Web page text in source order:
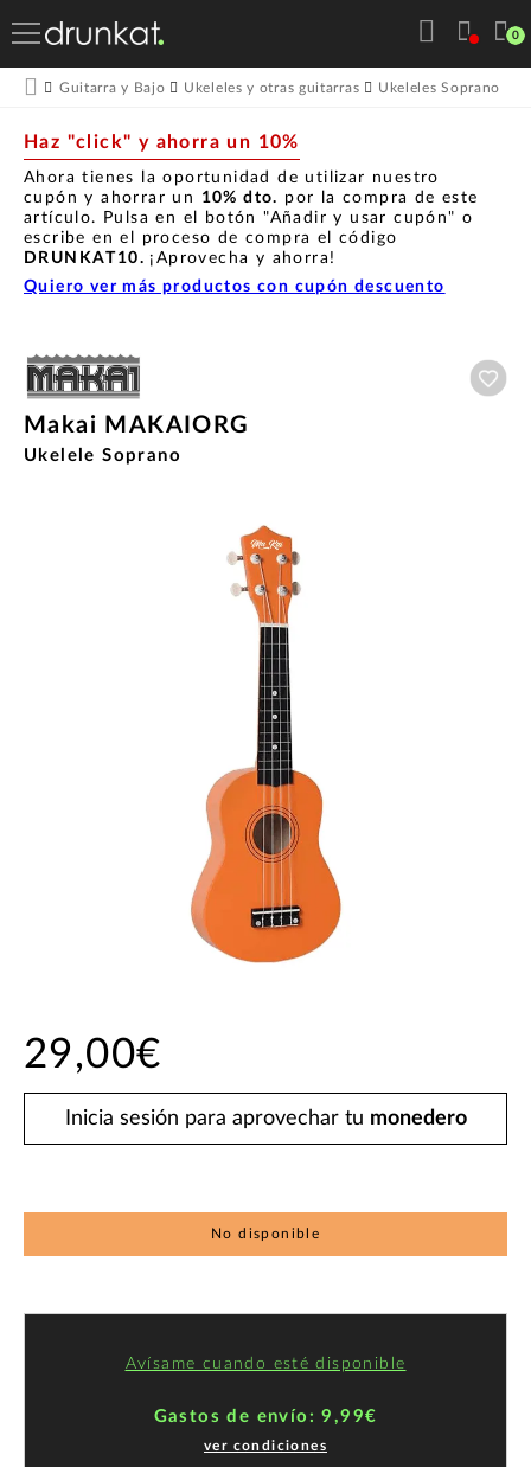
0
Guitarra y Bajo Ukeleles y otras guitarras Ukeleles Soprano
Haz "click" y ahorra un 10%
Ahora tienes la oportunidad de utilizar nuestro
cupón y ahorrar un 10% dto. por la compra de este
artículo. Pulsa en el botón "Añadir y usar cupón" o
escribe en el proceso de compra el código
DRUNKAT10. ¡Aprovecha y ahorra!
Quiero ver más productos con cupón descuento
Makai MAKAIORG
Ukelele Soprano
29,00€
Inicia sesión para aprovechar tu monedero
No disponible
Avísame cuando esté disponible
Gastos de envío: 9,99€
ver condiciones